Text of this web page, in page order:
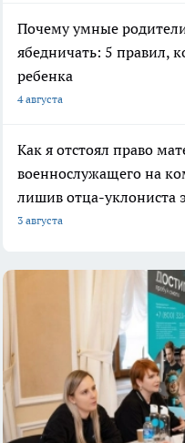
Почему умные
ябедничать: 5 правил,
ребенка
4 августа
Как я отстоял право
военнослужащего на
лишив отца-уклониста
3 августа